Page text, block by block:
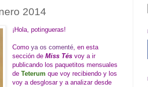
2014
¡Hola, potingueras!
Comoya os comenté, en esta
sección deMiss Tés voy a ir
publicando los paquetitos mensuales
deTeterum que voy recibiendo y los
voy a desglosar y a analizar desde